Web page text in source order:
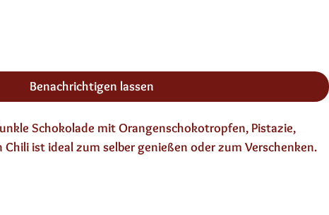
Benachrichtigen lassen
Schokolade mit Orangenschokotropfen, Pistazie,
Chili ist ideal zum selber genießen oder zum Verschenken.